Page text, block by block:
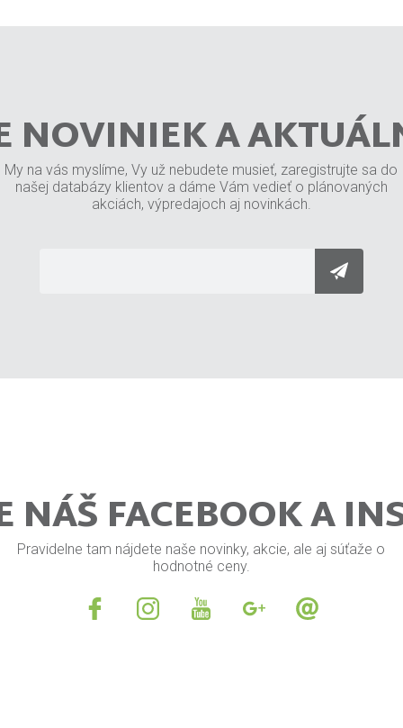
NOVINIEK A
My na vás myslíme, Vy už nebudete musieť, zaregistrujte sa do
našej databázy klientov a dáme Vám vedieť o plánovaných
akciách, výpredajoch aj novinkách.
NÁŠ FACEBOOK A
Pravidelne tam nájdete naše novinky, akcie, ale aj súťaže o
hodnotné ceny.